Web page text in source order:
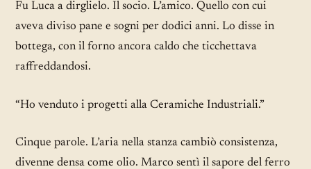
Fu Luca a dirglielo. Il socio. L’amico. Quello con cui
aveva diviso pane e sogni per dodici anni. Lo disse in
bottega, con il forno ancora caldo che ticchettava
raffreddandosi.
“Ho venduto i progetti alla Ceramiche Industriali.”
Cinque parole. L’aria nella stanza cambiò consistenza,
divenne densa come olio. Marco sentì il sapore del ferro